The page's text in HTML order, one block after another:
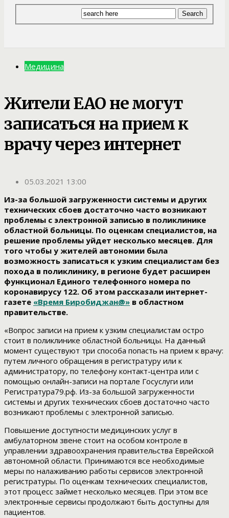
Медицина
Жители ЕАО не могут
записаться на прием к
врачу через интернет
05.03.2021 13:00
Из-за большой загруженности системы и других
технических сбоев достаточно часто возникают
проблемы с электронной записью в поликлинике
областной больницы. По оценкам специалистов, на
решение проблемы уйдет несколько месяцев. Для
того чтобы у жителей автономии была
возможность записаться к узким специалистам без
похода в поликлинику, в регионе будет расширен
функционал Единого телефонного номера по
коронавирусу 122. Об этом рассказали интернет-
газете «Время Биробиджан@» в областном
правительстве.
«Вопрос записи на прием к узким специалистам остро
стоит в поликлинике областной больницы. На данный
момент существуют три способа попасть на прием к врачу:
путем личного обращения в регистратуру или к
администратору, по телефону контакт-центра или с
помощью онлайн-записи на портале Госуслуги или
Регистратура79.рф. Из-за большой загруженности
системы и других технических сбоев достаточно часто
возникают проблемы с электронной записью.
Повышение доступности медицинских услуг в
амбулаторном звене стоит на особом контроле в
управлении здравоохранения правительства Еврейской
автономной области. Принимаются все необходимые
меры по налаживанию работы сервисов электронной
регистратуры. По оценкам технических специалистов,
этот процесс займет несколько месяцев. При этом все
электронные сервисы продолжают быть доступны для
пациентов.